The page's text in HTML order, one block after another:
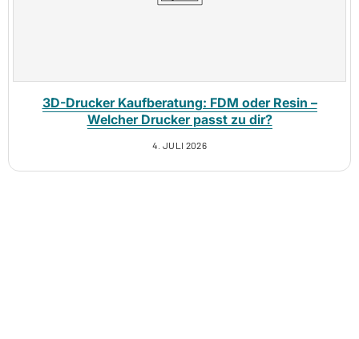
3D-Drucker Kaufberatung: FDM oder Resin –
Welcher Drucker passt zu dir?
4. JULI 2026